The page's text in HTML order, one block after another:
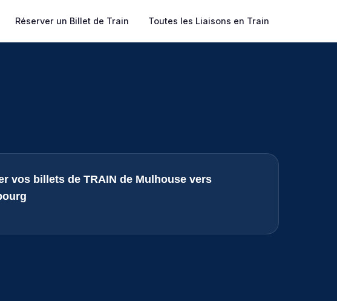
Réserver un Billet de Train Toutes les Liaisons en Train
vos billets de TRAIN de Mulhouse vers